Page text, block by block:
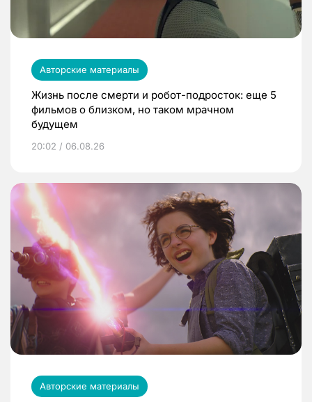
Авторские материалы
Жизнь после смерти и робот-подросток: еще 5
фильмов о близком, но таком мрачном
будущем
20:02 / 06.08.26
Авторские материалы